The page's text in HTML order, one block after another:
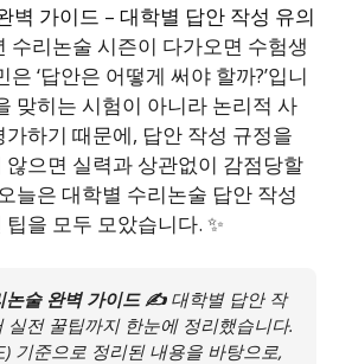
벽 가이드 – 대학별 답안 작성 유의
수리논술 시즌이 다가오면 수험생
‘답안은 어떻게 써야 할까?’입니
맞히는 시험이 아니라 논리적 사
하기 때문에, 답안 작성 규정을
으면 실력과 상관없이 감점당할
늘은 대학별 수리논술 답안 작성
을 모두 모았습니다. ✨
논술 완벽 가이드 ✍️대학별 답안 작
실전 꿀팁까지 한눈에 정리했습니다.
) 기준으로 정리된 내용을 바탕으로,